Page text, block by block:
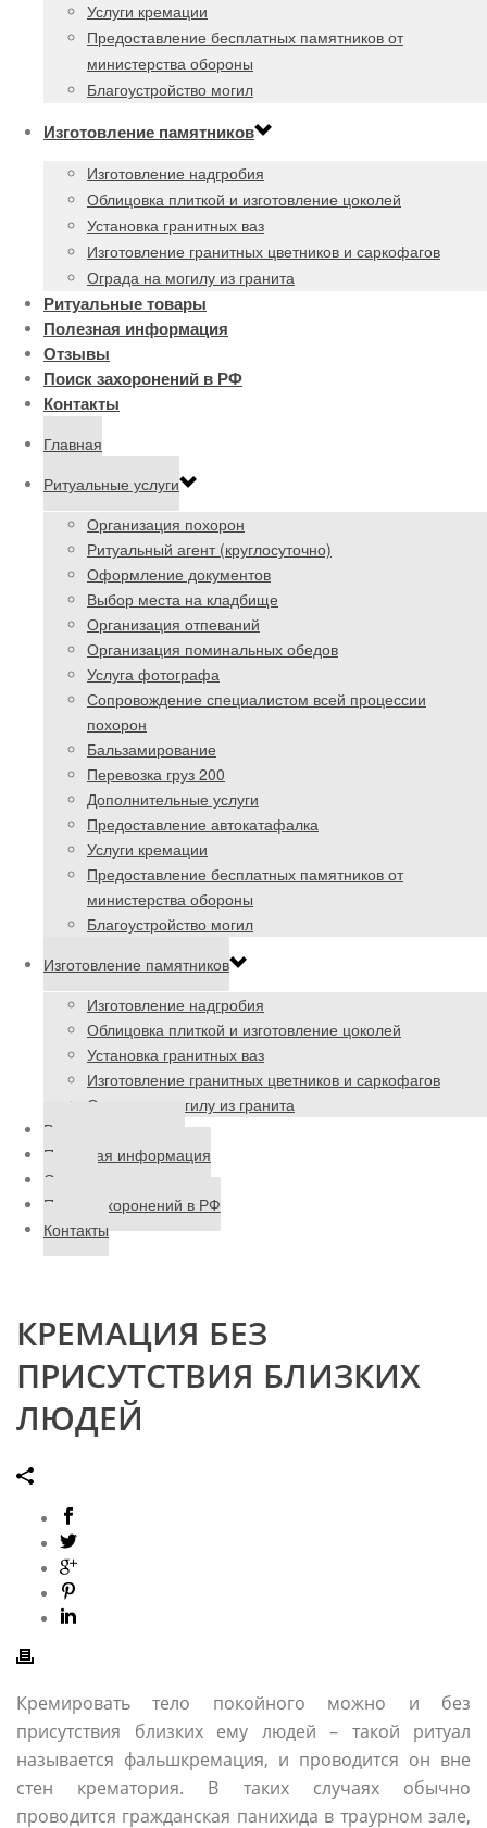
Услуги кремации
Предоставление бесплатных памятников от
министерства обороны
Благоустройство могил
Изготовление памятников
Изготовление надгробия
Облицовка плиткой и изготовление цоколей
Установка гранитных ваз
Изготовление гранитных цветников и саркофагов
Ограда на могилу из гранита
Ритуальные товары
Полезная информация
Отзывы
Поиск захоронений в РФ
Контакты
Главная
Ритуальные услуги
Организация похорон
Ритуальный агент (круглосуточно)
Оформление документов
Выбор места на кладбище
Организация отпеваний
Организация поминальных обедов
Услуга фотографа
Сопровождение специалистом всей процессии
похорон
Бальзамирование
Перевозка груз 200
Дополнительные услуги
Предоставление автокатафалка
Услуги кремации
Предоставление бесплатных памятников от
министерства обороны
Благоустройство могил
Изготовление памятников
Изготовление надгробия
Облицовка плиткой и изготовление цоколей
Установка гранитных ваз
Изготовление гранитных цветников и саркофагов
Ограда на могилу из гранита
Ритуальные товары
Полезная информация
Отзывы
Поиск захоронений в РФ
Контакты
КРЕМАЦИЯ БЕЗ
ПРИСУТСТВИЯ БЛИЗКИХ
ЛЮДЕЙ
Кремировать тело покойного можно и без
присутствия близких ему людей – такой ритуал
называется фальшкремация, и проводится он вне
стен крематория. В таких случаях обычно
проводится гражданская панихида в траурном зале,